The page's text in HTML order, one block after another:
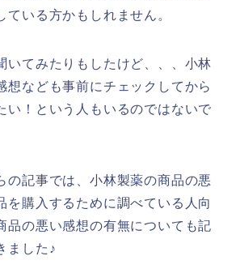
ている方かもしれません。
いてみたりもしたけど、、、小林
想なども事前にチェックしてから
い！という人もいるのではないで
の記事では、小林製薬の商品の悪
を購入するために調べている人向
品の悪い感想の有無についても記
ました♪